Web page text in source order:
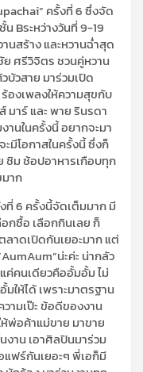
” ครั้งที่ 6ซึ่งจัด
น Bระหว่างวันที่9-19
นสร้าง และหวานฉ่ำสุด
ศรีวิจิตรชวนคู่หวาน
บัวสาย มาร่วมเปิด
องเพลงให้ความสุขกับ
มาร์ และ พาย รินรดา
านในครั้งนี้ อยากจะมา
มีโอกาสในครั้งนี้ ซึ่งก็
ชิมชอปอาหารเกือบทุก
าก
ที่ 6 ครั้งนี้จัดเต็มมาก มี
กซื้อ เลือกกินเลย ก็
าดเปิดกันเยอะมาก แต่
AumAum”น่ะค่ะ น่ากลัว
ค่คนเดียวคืออั้มอั้ม ไม่
ให้ได้ เพราะมาตรฐาน
มเป๊ะ ข้อดีของงาน
อค้าแม่ขาย มาขาย
งาน เอาศิลปินมาร่วม
แฟร์กันเยอะๆ พี่เอก็มี